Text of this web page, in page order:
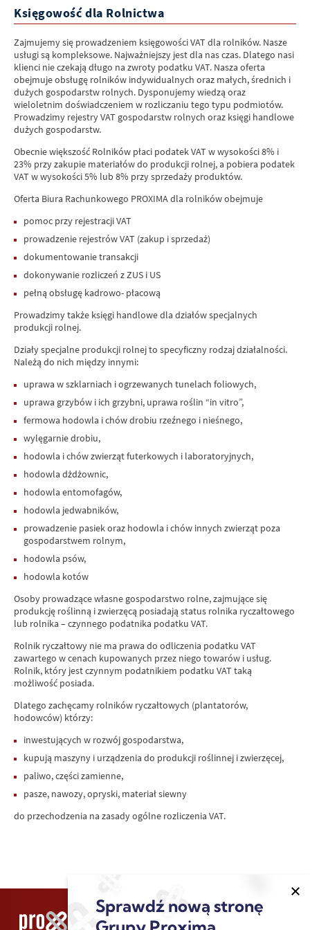
Sprawdź nową stronę
lub ograniczenia przetwarzania, prawo do wniesienia sprzeciwu
wobec przetwarzania, a także prawo do przenoszenia danych.
8. Mam prawo wniesienia skargi do UODO, gdy uzasadnione jest, że
Pana/Pani dane osobowe przetwarzane są przez administratora
niezgodnie z ogólnym rozporządzeniem o ochronie danych
osobowych z dnia 27 kwietnia 2016 r.
Księgowość dla Rolnictwa
Zajmujemy się prowadzeniem księgowości VAT dla rolników. Nasze
usługi są kompleksowe. Najważniejszy jest dla nas czas. Dlatego nasi
klienci nie czekają długo na zwroty podatku VAT. Nasza oferta
obejmuje obsługę rolników indywidualnych oraz małych, średnich i
dużych gospodarstw rolnych. Dysponujemy wiedzą oraz
wieloletnim doświadczeniem w rozliczaniu tego typu podmiotów.
Prowadzimy rejestry VAT gospodarstw rolnych oraz księgi handlowe
dużych gospodarstw.
Obecnie większość Rolników płaci podatek VAT w wysokości 8% i
23% przy zakupie materiałów do produkcji rolnej, a pobiera podatek
VAT w wysokości 5% lub 8% przy sprzedaży produktów.
Oferta Biura Rachunkowego PROXIMA dla rolników obejmuje
pomoc przy rejestracji VAT
prowadzenie rejestrów VAT (zakup i sprzedaż)
dokumentowanie transakcji
dokonywanie rozliczeń z ZUS i US
pełną obsługę kadrowo- płacową
Prowadzimy także księgi handlowe dla działów specjalnych
produkcji rolnej.
Działy specjalne produkcji rolnej to specyficzny rodzaj działalności.
Należą do nich między innymi:
uprawa w szklarniach i ogrzewanych tunelach foliowych,
uprawa grzybów i ich grzybni, uprawa roślin “in vitro”,
fermowa hodowla i chów drobiu rzeźnego i nieśnego,
wylęgarnie drobiu,
hodowla i chów zwierząt futerkowych i laboratoryjnych,
hodowla dżdżownic,
hodowla entomofagów,
hodowla jedwabników,
prowadzenie pasiek oraz hodowla i chów innych zwierząt poza
gospodarstwem rolnym,
hodowla psów,
hodowla kotów
Osoby prowadzące własne gospodarstwo rolne, zajmujące się
produkcję roślinną i zwierzęcą posiadają status rolnika ryczałtowego
lub rolnika – czynnego podatnika podatku VAT.
Rolnik ryczałtowy nie ma prawa do odliczenia podatku VAT
zawartego w cenach kupowanych przez niego towarów i usług.
Rolnik, który jest czynnym podatnikiem podatku VAT taką
możliwość posiada.
Dlatego zachęcamy rolników ryczałtowych (plantatorów,
hodowców) którzy:
inwestujących w rozwój gospodarstwa,
kupują maszyny i urządzenia do produkcji roślinnej i zwierzęcej,
paliwo, części zamienne,
pasze, nawozy, opryski, materiał siewny
do przechodzenia na zasady ogólne rozliczenia VAT.